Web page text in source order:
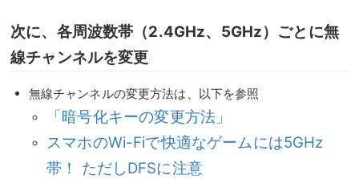
次に、各周波数帯（2.4GHz、5GHz）ごとに無
線チャンネルを変更
無線チャンネルの変更方法は、以下を参照
「暗号化キーの変更方法」
スマホのWi-Fiで快適なゲームには5GHz
帯！ ただしDFSに注意